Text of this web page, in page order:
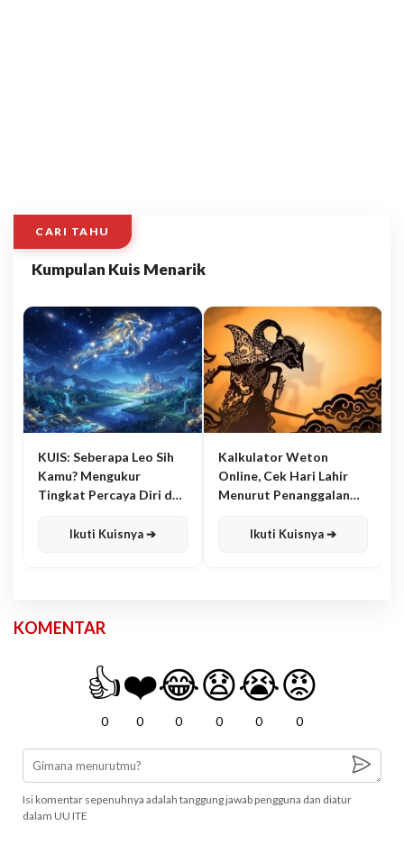
CARI TAHU
Kumpulan Kuis Menarik
KUIS: Seberapa Leo Sih
Kamu? Mengukur
Tingkat Percaya Diri dan
Ikuti Kuisnya ➔
Kalkulator Weton
Online, Cek Hari Lahir
Menurut Penanggalan
Ikuti Kuisnya ➔
KOMENTAR
👍
0
❤️
0
😂
0
😧
0
😭
0
😡
0
Isi komentar sepenuhnya adalah tanggung jawab pengguna dan diatur
dalam UU ITE